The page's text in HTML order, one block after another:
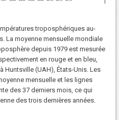
troposphériques au-
La moyenne mensuelle mondiale
depuis 1979 est mesurée
en rouge et en bleu,
Huntsville (UAH), États-Unis. Les
mensuelle et les lignes
des 37 derniers mois, ce qui
des trois dernières années.